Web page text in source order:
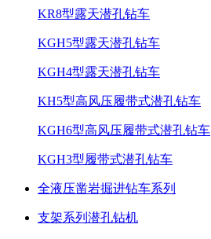
KR8型露天潜孔钻车
KGH5型露天潜孔钻车
KGH4型露天潜孔钻车
KH5型高风压履带式潜孔钻车
KGH6型高风压履带式潜孔钻车
KGH3型履带式潜孔钻车
全液压凿岩掘进钻车系列
支架系列潜孔钻机